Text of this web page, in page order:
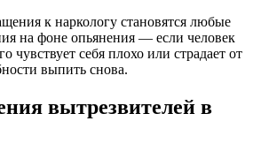
к наркологу становятся любые
на фоне опьянения — если человек
чувствует себя плохо или страдает от
выпить снова.
вытрезвителей в